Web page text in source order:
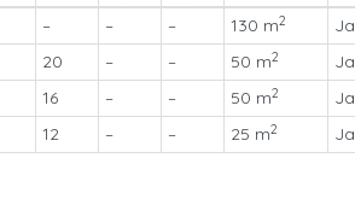
– – – 130 m2
Ja
20 – – 50 m2
Ja
16 – – 50 m2
Ja
12 – – 25 m2 Ja